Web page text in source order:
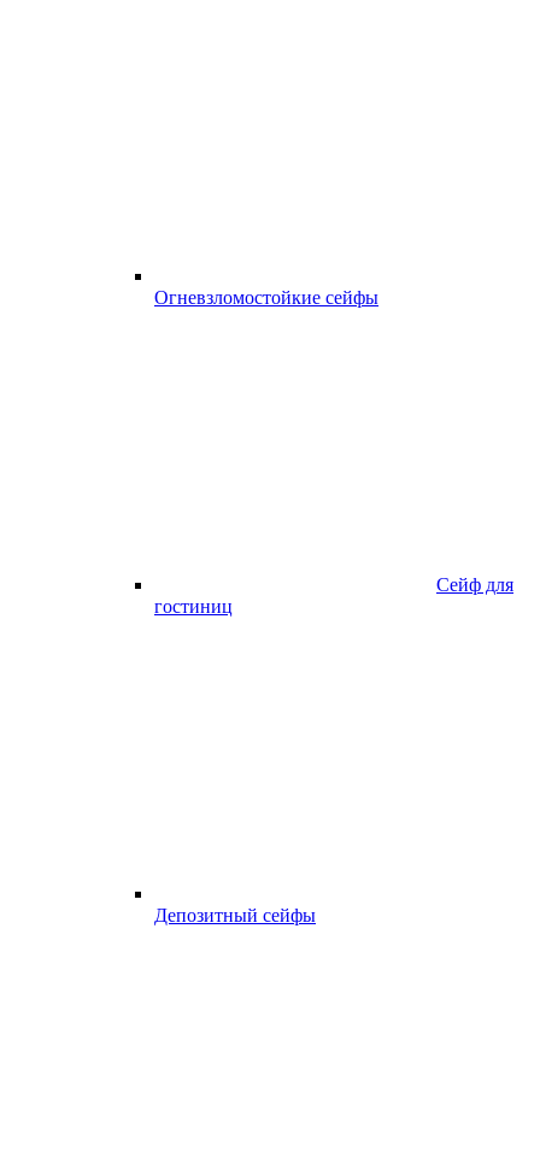
Огневзломостойкие сейфы
Сейф для
гостиниц
Депозитный сейфы